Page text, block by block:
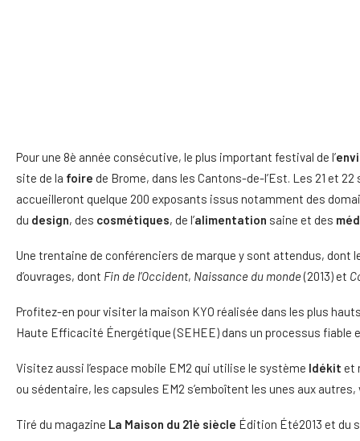
Pour une 8è année consécutive, le plus important festival de l’
site de la foire de Brome, dans les Cantons-de-l’Est. Les 21 et
accueilleront quelque 200 exposants issus notamment des
du design, des cosmétiques, de l’alimentation saine et des
Une trentaine de conférenciers de marque y sont attendus, dont
d’ouvrages, dont Fin de l’Occident, Naissance du monde(2013) et
Profitez-en pour visiter la maison KYO réalisée dans les plus
Haute Efficacité Énergétique (SEHEE) dans un processus fiable
Visitez aussi l’espace mobile EM2 qui utilise le système Idékit et
ou sédentaire, les capsules EM2 s’emboîtent les unes aux
Tiré du magazine La Maison du 21è siècle Édition Été2013 et du